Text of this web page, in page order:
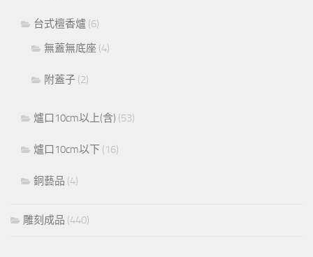
台式檀香爐 (6)
無蓋無底座 (4)
附蓋子 (2)
爐口10cm以上(含) (53)
爐口10cm以下 (16)
銅藝品 (4)
雕刻成品 (440)